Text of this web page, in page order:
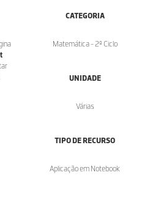
CATEGORIA
Matemática - 2º Ciclo
UNIDADE
Várias
TIPO DE RECURSO
Aplicação em Notebook